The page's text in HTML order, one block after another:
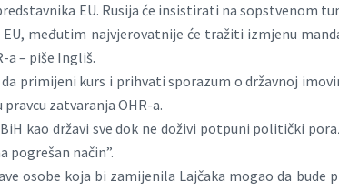
EU. Rusija će insistirati na sopstvenom
međutim najvjerovatnije će tražiti izmjenu
a – piše Ingliš.
primijeni kurs i prihvati sporazum o državnoj
zatvaranja OHR-a.
kao državi sve dok ne doživi potpuni politički
pogrešan način”.
osobe koja bi zamijenila Lajčaka mogao da bude